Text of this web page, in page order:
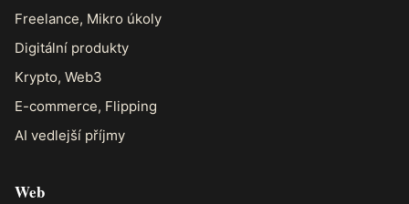
Freelance, Mikro úkoly
Digitální produkty
Krypto, Web3
E-commerce, Flipping
AI vedlejší příjmy
Web